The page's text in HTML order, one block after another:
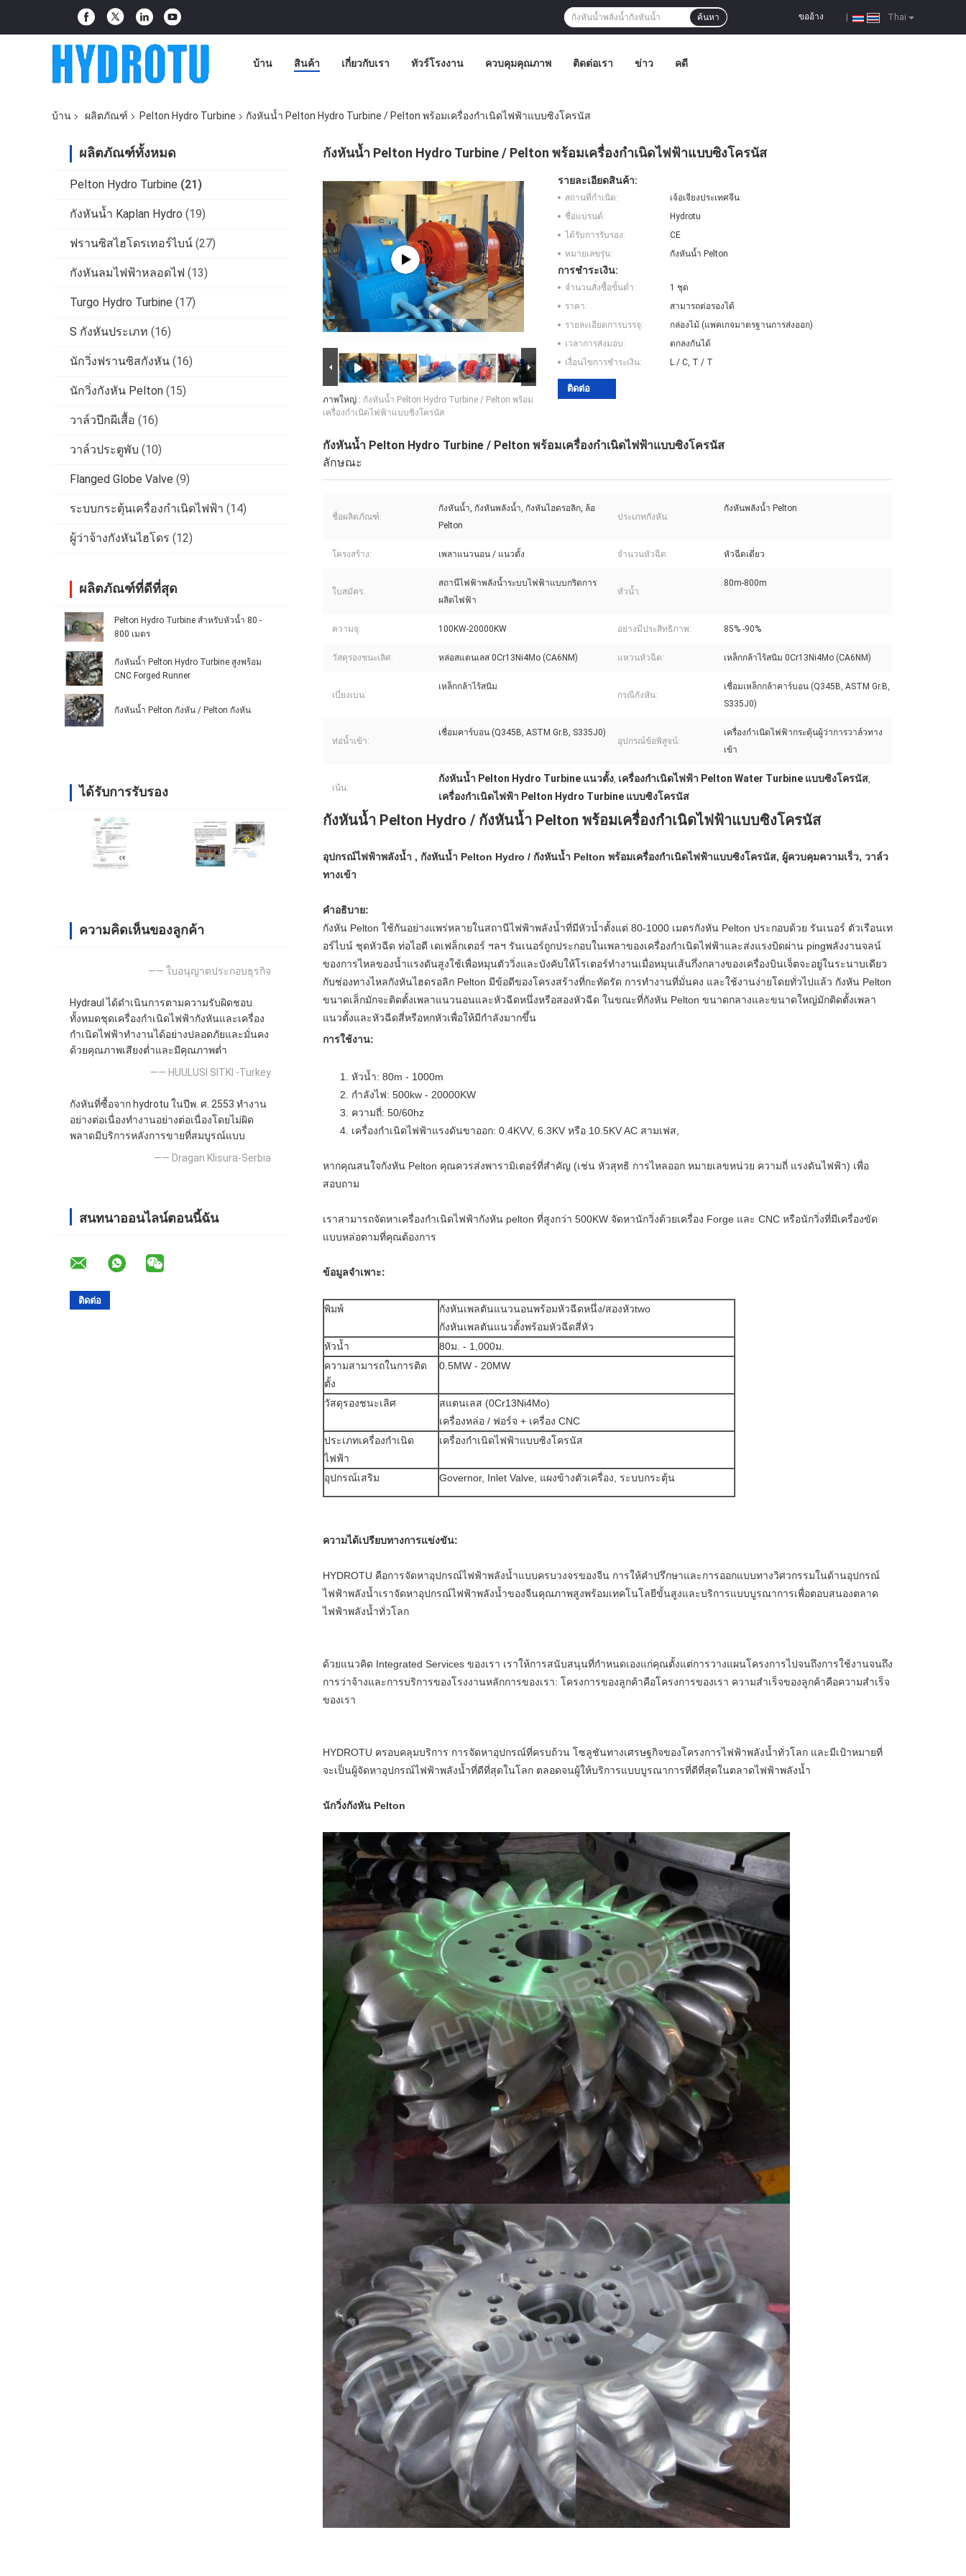
Thai
ขออ้าง
ค้นหา
บ้าน สินค้า เกี่ยวกับเรา ทัวร์โรงงาน ควบคุมคุณภาพ ติดต่อเรา ข่าว คดี
บ้าน ผลิตภัณฑ์ Pelton Hydro Turbine กังหันน้ำ Pelton Hydro Turbine / Pelton พร้อมเครื่องกำเนิดไฟฟ้าแบบซิงโครนัส
ผลิตภัณฑ์ทั้งหมด
Pelton Hydro Turbine (21)
กังหันน้ำ Kaplan Hydro (19)
ฟรานซิสไฮโดรเทอร์ไบน์ (27)
กังหันลมไฟฟ้าหลอดไฟ (13)
Turgo Hydro Turbine (17)
S กังหันประเภท (16)
นักวิ่งฟรานซิสกังหัน (16)
นักวิ่งกังหัน Pelton (15)
วาล์วปีกผีเสื้อ (16)
วาล์วประตูพับ (10)
Flanged Globe Valve (9)
ระบบกระตุ้นเครื่องกำเนิดไฟฟ้า (14)
ผู้ว่าจ้างกังหันไฮโดร (12)
ผลิตภัณฑ์ที่ดีที่สุด
Pelton Hydro Turbine สำหรับหัวน้ำ 80 -
800 เมตร
กังหันน้ำ Pelton Hydro Turbine สูงพร้อม
CNC Forged Runner
กังหันน้ำ Pelton กังหัน / Pelton กังหัน
ได้รับการรับรอง
ความคิดเห็นของลูกค้า
—— ใบอนุญาตประกอบธุรกิจ
Hydraul ได้ดำเนินการตามความรับผิดชอบ
ทั้งหมดชุดเครื่องกำเนิดไฟฟ้ากังหันและเครื่อง
กำเนิดไฟฟ้าทำงานได้อย่างปลอดภัยและมั่นคง
ด้วยคุณภาพเสียงต่ำและมีคุณภาพต่ำ
—— HUULUSI SITKI -Turkey
กังหันที่ซื้อจาก hydrotu ในปีพ. ศ. 2553 ทำงาน
อย่างต่อเนื่องทำงานอย่างต่อเนื่องโดยไม่ผิด
พลาดมีบริการหลังการขายที่สมบูรณ์แบบ
—— Dragan Klisura-Serbia
สนทนาออนไลน์ตอนนี้ฉัน
กังหันน้ำ Pelton Hydro Turbine / Pelton พร้อมเครื่องกำเนิดไฟฟ้าแบบซิงโครนัส
ภาพใหญ่ : กังหันน้ำ Pelton Hydro Turbine / Pelton พร้อม
เครื่องกำเนิดไฟฟ้าแบบซิงโครนัส
รายละเอียดสินค้า:
สถานที่กำเนิด:
เจ้อเจียงประเทศจีน
ชื่อแบรนด์:
Hydrotu
ได้รับการรับรอง:
CE
หมายเลขรุ่น:
กังหันน้ำ Pelton
การชำระเงิน:
จำนวนสั่งซื้อขั้นต่ำ:
1 ชุด
ราคา:
สามารถต่อรองได้
รายละเอียดการบรรจุ:
กล่องไม้ (แพคเกจมาตรฐานการส่งออก)
เวลาการส่งมอบ:
ตกลงกันได้
เงื่อนไขการชำระเงิน:
L / C, T / T
ติดต่อ
กังหันน้ำ Pelton Hydro Turbine / Pelton พร้อมเครื่องกำเนิดไฟฟ้าแบบซิงโครนัส
ลักษณะ
ชื่อผลิตภัณฑ์:
กังหันน้ำ, กังหันพลังน้ำ, กังหันไฮดรอลิก, ล้อ
Pelton
ประเภทกังหัน:
กังหันพลังน้ำ Pelton
โครงสร้าง: เพลาแนวนอน / แนวตั้ง จำนวนหัวฉีด: หัวฉีดเดี่ยว
ใบสมัคร:
สถานีไฟฟ้าพลังน้ำระบบไฟฟ้าแบบกริดการ
ผลิตไฟฟ้า
หัวน้ำ:
80m-800m
ความจุ: 100KW-20000KW อย่างมีประสิทธิภาพ: 85% -90%
วัสดุรองชนะเลิศ: หล่อสแตนเลส 0Cr13Ni4Mo (CA6NM) แหวนหัวฉีด: เหล็กกล้าไร้สนิม 0Cr13Ni4Mo (CA6NM)
เบี่ยงเบน:
เหล็กกล้าไร้สนิม
กรณีกังหัน:
เชื่อมเหล็กกล้าคาร์บอน (Q345B, ASTM Gr.B,
S335J0)
ท่อน้ำเข้า:
เชื่อมคาร์บอน (Q345B, ASTM Gr.B, S335J0)
อุปกรณ์ข้อพิสูจน์:
เครื่องกำเนิดไฟฟ้ากระตุ้นผู้ว่าการวาล์วทาง
เข้า
เน้น:
กังหันน้ำ Pelton Hydro Turbine แนวตั้ง, เครื่องกำเนิดไฟฟ้า Pelton Water Turbine แบบซิงโครนัส,
เครื่องกำเนิดไฟฟ้า Pelton Hydro Turbine แบบซิงโครนัส
กังหันน้ำ Pelton Hydro / กังหันน้ำ Pelton พร้อมเครื่องกำเนิดไฟฟ้าแบบซิงโครนัส
อุปกรณ์ไฟฟ้าพลังน้ำ , กังหันน้ำ Pelton Hydro / กังหันน้ำ Pelton พร้อมเครื่องกำเนิดไฟฟ้าแบบซิงโครนัส, ผู้ควบคุมความเร็ว, วาล์ว
ทางเข้า
คำอธิบาย:
กังหัน Pelton ใช้กันอย่างแพร่หลายในสถานีไฟฟ้าพลังน้ำที่มีหัวน้ำตั้งแต่ 80-1000 เมตรกังหัน Pelton ประกอบด้วย รันเนอร์ ตัวเรือนเท
อร์ไบน์ ชุดหัวฉีด ท่อไอดี เดเฟล็กเตอร์ ฯลฯ รันเนอร์ถูกประกอบในเพลาของเครื่องกำเนิดไฟฟ้าและส่งแรงบิดผ่าน pingพลังงานจลน์
ของการไหลของน้ำแรงดันสูงใช้เพื่อหมุนตัววิ่งและบังคับให้โรเตอร์ทำงานเมื่อหมุนเส้นกึ่งกลางของเครื่องบินเจ็ตจะอยู่ในระนาบเดียว
กับช่องทางไหลกังหันไฮดรอลิก Pelton มีข้อดีของโครงสร้างที่กะทัดรัด การทำงานที่มั่นคง และใช้งานง่ายโดยทั่วไปแล้ว กังหัน Pelton
ขนาดเล็กมักจะติดตั้งเพลาแนวนอนและหัวฉีดหนึ่งหรือสองหัวฉีด ในขณะที่กังหัน Pelton ขนาดกลางและขนาดใหญ่มักติดตั้งเพลา
แนวตั้งและหัวฉีดสี่หรือหกหัวเพื่อให้มีกำลังมากขึ้น
การใช้งาน:
1. หัวน้ำ: 80m - 1000m
2. กำลังไฟ: 500kw - 20000KW
3. ความถี่: 50/60hz
4. เครื่องกำเนิดไฟฟ้าแรงดันขาออก: 0.4KVV, 6.3KV หรือ 10.5KV AC สามเฟส,
หากคุณสนใจกังหัน Pelton คุณควรส่งพารามิเตอร์ที่สำคัญ (เช่น หัวสุทธิ การไหลออก หมายเลขหน่วย ความถี่ แรงดันไฟฟ้า) เพื่อ
สอบถาม
เราสามารถจัดหาเครื่องกำเนิดไฟฟ้ากังหัน pelton ที่สูงกว่า 500KW จัดหานักวิ่งด้วยเครื่อง Forge และ CNC หรือนักวิ่งที่มีเครื่องขัด
แบบหล่อตามที่คุณต้องการ
ข้อมูลจำเพาะ:
พิมพ์
กังหันเพลตันแนวนอนพร้อมหัวฉีดหนึ่ง/สองหัวtwo
กังหันเพลตันแนวตั้งพร้อมหัวฉีดสี่หัว
หัวน้ำ
80ม. - 1,000ม.
ความสามารถในการติด
ตั้ง
0.5MW - 20MW
วัสดุรองชนะเลิศ
สแตนเลส (0Cr13Ni4Mo)
เครื่องหล่อ / ฟอร์จ + เครื่อง CNC
ประเภทเครื่องกำเนิด
ไฟฟ้า
เครื่องกำเนิดไฟฟ้าแบบซิงโครนัส
อุปกรณ์เสริม Governor, Inlet Valve, แผงข้างตัวเครื่อง, ระบบกระตุ้น
ความได้เปรียบทางการแข่งขัน:
HYDROTU คือการจัดหาอุปกรณ์ไฟฟ้าพลังน้ำแบบครบวงจรของจีน การให้คำปรึกษาและการออกแบบทางวิศวกรรมในด้านอุปกรณ์
ไฟฟ้าพลังน้ำเราจัดหาอุปกรณ์ไฟฟ้าพลังน้ำของจีนคุณภาพสูงพร้อมเทคโนโลยีขั้นสูงและบริการแบบบูรณาการเพื่อตอบสนองตลาด
ไฟฟ้าพลังน้ำทั่วโลก
ด้วยแนวคิด Integrated Services ของเรา เราให้การสนับสนุนที่กำหนดเองแก่คุณตั้งแต่การวางแผนโครงการไปจนถึงการใช้งานจนถึง
การว่าจ้างและการบริการของโรงงานหลักการของเรา: โครงการของลูกค้าคือโครงการของเรา ความสำเร็จของลูกค้าคือความสำเร็จ
ของเรา
HYDROTU ครอบคลุมบริการ การจัดหาอุปกรณ์ที่ครบถ้วน โซลูชันทางเศรษฐกิจของโครงการไฟฟ้าพลังน้ำทั่วโลก และมีเป้าหมายที่
จะเป็นผู้จัดหาอุปกรณ์ไฟฟ้าพลังน้ำที่ดีที่สุดในโลก ตลอดจนผู้ให้บริการแบบบูรณาการที่ดีที่สุดในตลาดไฟฟ้าพลังน้ำ
นักวิ่งกังหัน Pelton